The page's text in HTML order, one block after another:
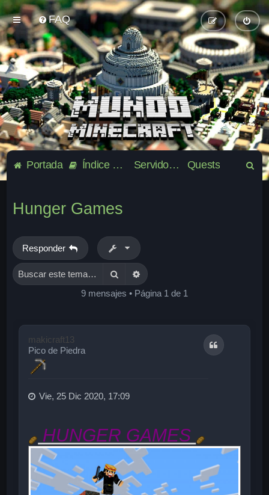
FAQ
Portada Índice general Servidor oficial de la comunidad Mundo-Minecraft Quests
B
Hunger Games
Responder
BuscarBúsqueda avanzada
9 mensajes • Página 1 de 1
makicraft13
Pico de Piedra
Citar
Vie, 25 Dic 2020, 17:09
HUNGER GAMES